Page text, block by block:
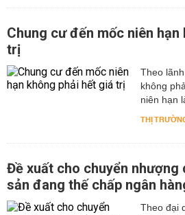
Chung cư đến mốc niên
trị
Theo
không
niên hạn
THỊ
Đề xuất cho chuyển nhượng
sản đang thế chấp ngân
Theo đại